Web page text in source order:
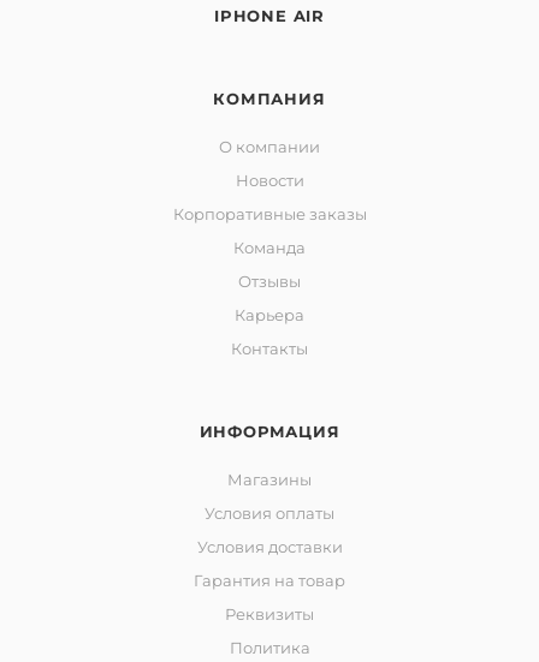
IPHONE AIR
КОМПАНИЯ
О компании
Новости
Корпоративные заказы
Команда
Отзывы
Карьера
Контакты
ИНФОРМАЦИЯ
Магазины
Условия оплаты
Условия доставки
Гарантия на товар
Реквизиты
Политика